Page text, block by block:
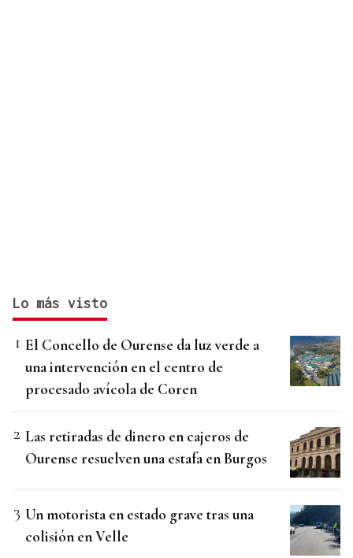
Lo más visto
El Concello de Ourense da luz verde a
una intervención en el centro de
procesado avícola de Coren
Las retiradas de dinero en cajeros de
Ourense resuelven una estafa en Burgos
Un motorista en estado grave tras una
colisión en Velle